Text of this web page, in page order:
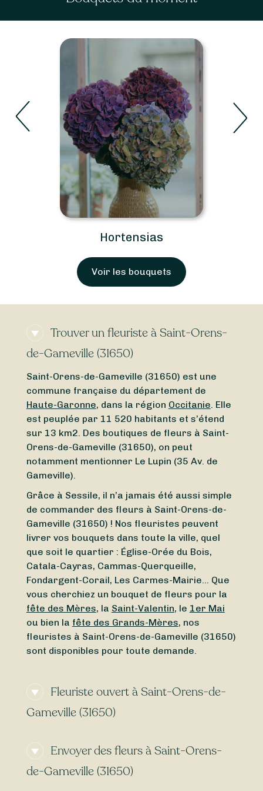
Roses
Voir les bouquets
Trouver un fleuriste à Saint-Orens-
de-Gameville (31650)
Saint-Orens-de-Gameville (31650) est une
commune française du département de
Haute-Garonne, dans la région Occitanie. Elle
est peuplée par 11 520 habitants et s’étend
sur 13 km2. Des boutiques de fleurs à Saint-
Orens-de-Gameville (31650), on peut
notamment mentionner Le Lupin (35 Av. de
Gameville).
Grâce à Sessile, il n’a jamais été aussi simple
de commander des fleurs à Saint-Orens-de-
Gameville (31650) ! Nos fleuristes peuvent
livrer vos bouquets dans toute la ville, quel
que soit le quartier : Église-Orée du Bois,
Catala-Cayras, Cammas-Querqueille,
Fondargent-Corail, Les Carmes-Mairie… Que
vous cherchiez un bouquet de fleurs pour la
fête des Mères, la Saint-Valentin, le 1er Mai
ou bien la fête des Grands-Mères, nos
fleuristes à Saint-Orens-de-Gameville (31650)
sont disponibles pour toute demande.
Fleuriste ouvert à Saint-Orens-de-
Gameville (31650)
actuellementà proximité de Saint-Orens-de-
Gameville (31650) ? Ou vous cherchez un
fleuriste ouvert aujourd’hui
Envoyer des fleurs à Saint-Orens-
de-Gameville (31650)